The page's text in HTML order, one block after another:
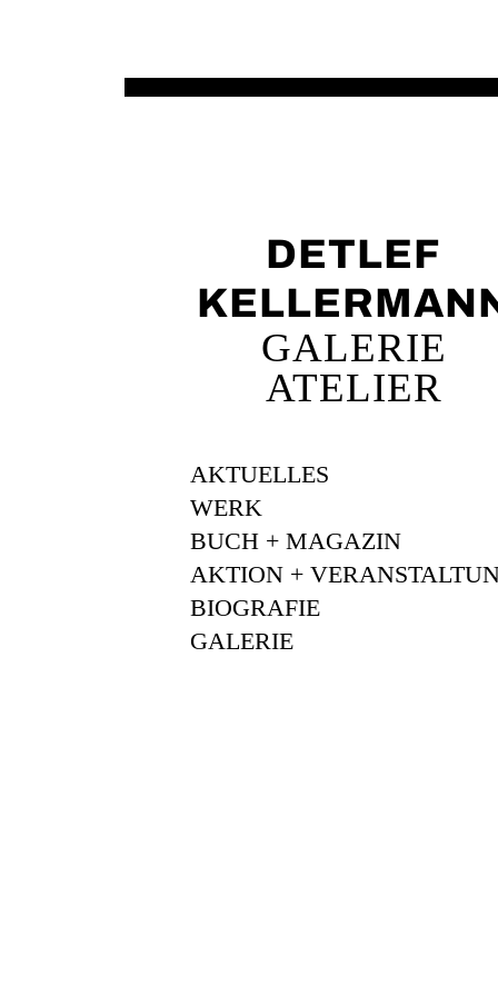
DETLEF
GALERIE
ATELIER
AKTUELLES
WERK
BUCH + MAGAZIN
AKTION +
BIOGRAFIE
GALERIE